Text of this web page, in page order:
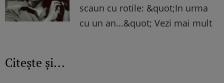
scaun cu rotile: &quot;In urma
cu un an...&quot; Vezi mai mult
Citește și...